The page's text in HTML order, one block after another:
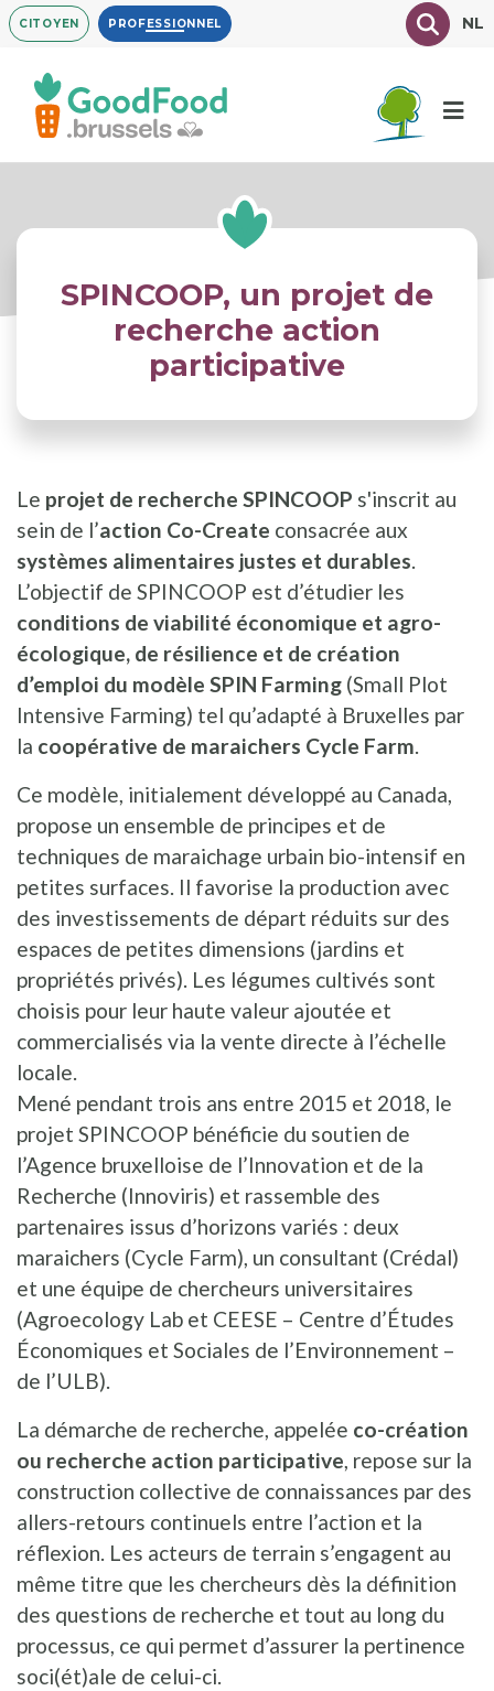
Aller
au
contenu
principal
CITOYEN PROFESSIONNEL TexteNL
SPINCOOP, un projet de
recherche action
participative
Le projet de recherche SPINCOOP s'inscrit au
sein de l’action Co-Create consacrée aux
systèmes alimentaires justes et durables.
L’objectif de SPINCOOP est d’étudier les
conditions de viabilité économique et agro-
écologique, de résilience et de création
d’emploi du modèle SPIN Farming (Small Plot
Intensive Farming) tel qu’adapté à Bruxelles par
la coopérative de maraichers Cycle Farm.
Ce modèle, initialement développé au Canada,
propose un ensemble de principes et de
techniques de maraichage urbain bio-intensif en
petites surfaces. Il favorise la production avec
des investissements de départ réduits sur des
espaces de petites dimensions (jardins et
propriétés privés). Les légumes cultivés sont
choisis pour leur haute valeur ajoutée et
commercialisés via la vente directe à l’échelle
locale.
Mené pendant trois ans entre 2015 et 2018, le
projet SPINCOOP bénéficie du soutien de
l’Agence bruxelloise de l’Innovation et de la
Recherche (Innoviris) et rassemble des
partenaires issus d’horizons variés : deux
maraichers (Cycle Farm), un consultant (Crédal)
et une équipe de chercheurs universitaires
(Agroecology Lab et CEESE – Centre d’Études
Économiques et Sociales de l’Environnement –
de l’ULB).
La démarche de recherche, appelée co-création
ou recherche action participative, repose sur la
construction collective de connaissances par des
allers-retours continuels entre l’action et la
réflexion. Les acteurs de terrain s’engagent au
même titre que les chercheurs dès la définition
des questions de recherche et tout au long du
processus, ce qui permet d’assurer la pertinence
soci(ét)ale de celui-ci.